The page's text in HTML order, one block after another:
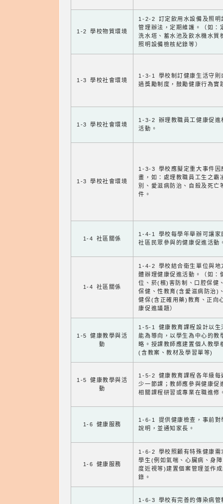
1-2 學校物質環境
1-2-2 訂定飲用水設備及照明
管理辦法，定期維護。（如：
洗水塔、蓄水池及飲水機水質
照明設備檢核紀錄等）
1-3 學校社會環境
1-3-1 學校制訂健康生活守則
過獎勵制度，鼓勵健康行為實
1-3 學校社會環境
1-3-2 辦理教職員工健康促進
活動。
1-3 學校社會環境
1-3-3 學校應擬定重大事件因
畫，如：處理教職員工生之霸
別、愛滋病防治、自殺及死亡
件。
1-4 社區關係
1-4-1 學校每學年舉辦可讓家
社區民眾參與的健康促進活動
1-4 社區關係
1-4-2 學校結合衛生單位與地
體辦理健康促進活動。（如：
位、菸(檳)害防制、口腔保健
保健、性教育(含愛滋病防治)
健保(含正確用藥)教育、正向
康促進議題）
1-5 健康教學與活
動
1-5-1 健康教育課程設計以生
能為導向，以學生為中心的教
略。授課教師應建置個人教學
(含教案、教材及學習單等)
1-5 健康教學與活
動
1-5-2 健康教育課程各年級每
少一節課；教師應參與健康促
相關課程研習或專業在職進修
1-6 健康服務
1-6-1 提供健康檢查，事前對
說明，並通知家長。
1-6 健康服務
1-6-2 學校照顧有特殊健康需
學生(例如氣喘、心臟病、身
度近視等)建置個案管理並作
錄。
1-6-3 學校有完善的傳染病管